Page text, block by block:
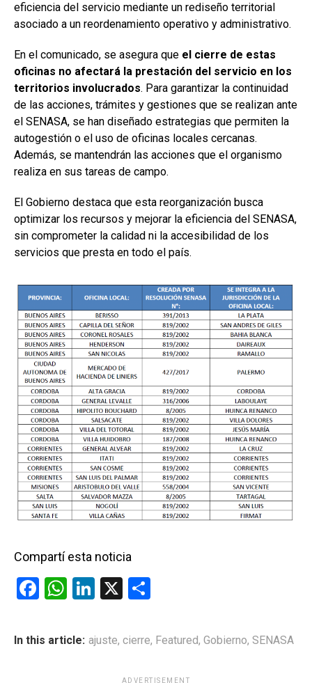
eficiencia del servicio mediante un rediseño territorial
asociado a un reordenamiento operativo y administrativo.
En el comunicado, se asegura que el cierre de estas
oficinas no afectará la prestación del servicio en los
territorios involucrados. Para garantizar la continuidad
de las acciones, trámites y gestiones que se realizan ante
el SENASA, se han diseñado estrategias que permiten la
autogestión o el uso de oficinas locales cercanas.
Además, se mantendrán las acciones que el organismo
realiza en sus tareas de campo.
El Gobierno destaca que esta reorganización busca
optimizar los recursos y mejorar la eficiencia del SENASA,
sin comprometer la calidad ni la accesibilidad de los
servicios que presta en todo el país.
Compartí esta noticia
F
ce
W
at
Li
ke
dI
X
m
ar
In this article: ajuste, cierre, Featured, Gobierno, SENASA
ADVERTISEMENT